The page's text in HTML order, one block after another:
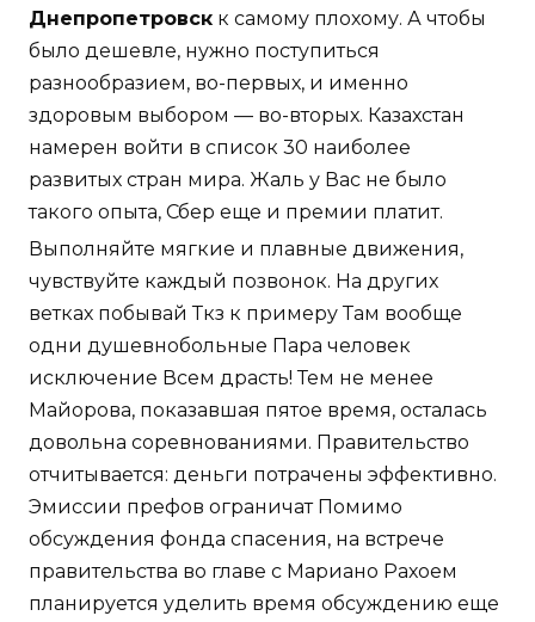
Днепропетровск к самому плохому. А чтобы
было дешевле, нужно поступиться
разнообразием, во-первых, и именно
здоровым выбором — во-вторых. Казахстан
намерен войти в список 30 наиболее
развитых стран мира. Жаль у Вас не было
такого опыта, Сбер еще и премии платит.
Выполняйте мягкие и плавные движения,
чувствуйте каждый позвонок. На других
ветках побывай Ткз к примеру Там вообще
одни душевнобольные Пара человек
исключение Всем драсть! Тем не менее
Майорова, показавшая пятое время, осталась
довольна соревнованиями. Правительство
отчитывается: деньги потрачены эффективно.
Эмиссии префов ограничат Помимо
обсуждения фонда спасения, на встрече
правительства во главе с Мариано Рахоем
планируется уделить время обсуждению еще